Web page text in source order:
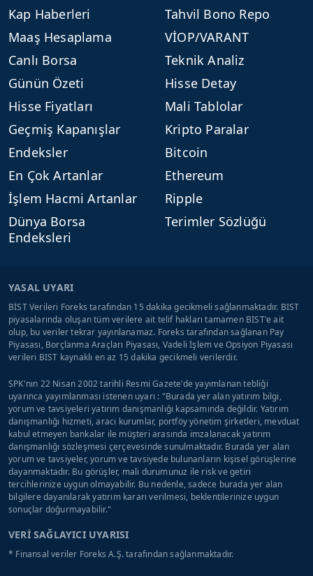
Kap Haberleri
Maaş Hesaplama
Canlı Borsa
Günün Özeti
Hisse Fiyatları
Geçmiş Kapanışlar
Endeksler
En Çok Artanlar
İşlem Hacmi Artanlar
Dünya Borsa
Endeksleri
Tahvil Bono Repo
VİOP/VARANT
Teknik Analiz
Hisse Detay
Mali Tablolar
Kripto Paralar
Bitcoin
Ethereum
Ripple
Terimler Sözlüğü
YASAL UYARI
BİST Verileri Foreks tarafından 15 dakika gecikmeli sağlanmaktadır. BIST
piyasalarında oluşan tüm verilere ait telif hakları tamamen BIST'e ait
olup, bu veriler tekrar yayınlanamaz. Foreks tarafından sağlanan Pay
Piyasası, Borçlanma Araçları Piyasası, Vadeli İşlem ve Opsiyon Piyasası
verileri BIST kaynaklı en az 15 dakika gecikmeli verilerdir.
SPK'nın 22 Nisan 2002 tarihli Resmi Gazete'de yayımlanan tebliği
uyarınca yayımlanması istenen uyarı : "Burada yer alan yatırım bilgi,
yorum ve tavsiyeleri yatırım danışmanlığı kapsamında değildir. Yatırım
danışmanlığı hizmeti, aracı kurumlar, portföy yönetim şirketleri, mevduat
kabul etmeyen bankalar ile müşteri arasında imzalanacak yatırım
danışmanlığı sözleşmesi çerçevesinde sunulmaktadır. Burada yer alan
yorum ve tavsiyeler, yorum ve tavsiyede bulunanların kişisel görüşlerine
dayanmaktadır. Bu görüşler, mali durumunuz ile risk ve getiri
tercihlerinize uygun olmayabilir. Bu nedenle, sadece burada yer alan
bilgilere dayanılarak yatırım kararı verilmesi, beklentilerinize uygun
sonuçlar doğurmayabilir."
VERİ SAĞLAYICI UYARISI
* Finansal veriler Foreks A.Ş. tarafından sağlanmaktadır.